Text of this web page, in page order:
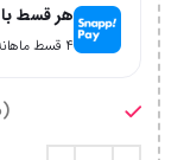
هر قسط
۴ قسط ماهانه. بدون سود، چک و ضامن.